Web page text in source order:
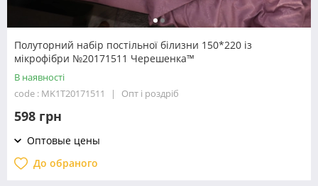
Полуторний набір постільної білизни 150*220 із
мікрофібри №20171511 Черешенка™
В наявності
code : MK1T20171511
Опт і роздріб
598 грн
Оптовые цены
До обраного